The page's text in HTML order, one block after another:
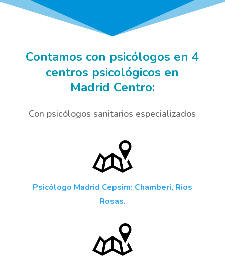
Contamos con psicólogos en 4
centros psicológicos en
Madrid Centro:
Con psicólogos sanitarios especializados
Psicólogo Madrid Cepsim: Chamberí, Rios
Rosas.